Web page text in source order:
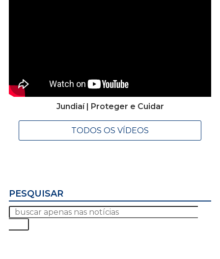
Jundiaí | Proteger e Cuidar
TODOS OS VÍDEOS
PESQUISAR